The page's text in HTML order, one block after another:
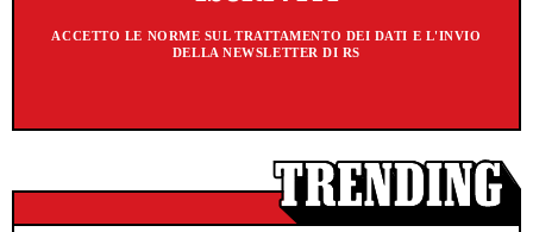
ACCETTO LE NORME SUL TRATTAMENTO DEI DATI E L'INVIO
DELLA NEWSLETTER DI RS